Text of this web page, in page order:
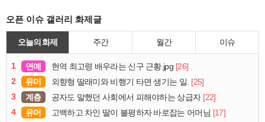
오픈 이슈 갤러리 화제글
오늘의 화제 주간 월간 이슈
1 연예 현역 최고령 배우라는 신구 근황.jpg [26]
2
유머 외향형 딸래미와 비행기 타면 생기는 일. [25]
3
계층 공자도 말했던 사회에서 피해야하는 상급자 [22]
4
유머 고백하고 차인 딸이 불평하자 바로잡는 어머님 [17]